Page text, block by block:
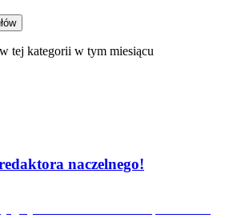
tej kategorii w tym miesiącu
naczelnego!